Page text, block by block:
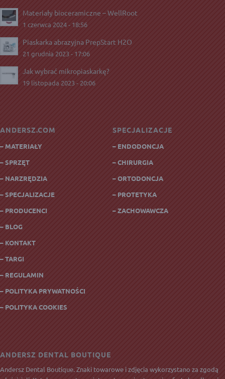
Materiały bioceramiczne – WellRoot
1 czerwca 2024 - 18:56
Piaskarka abrazyjna PrepStart H2O
21 grudnia 2023 - 17:06
Jak wybrać mikropiaskarkę?
19 listopada 2023 - 20:06
ANDERSZ.COM
– MATERIAŁY
– SPRZĘT
– NARZRĘDZIA
– SPECJALIZACJE
– PRODUCENCI
– BLOG
– KONTAKT
– TARGI
– REGULAMIN
– POLITYKA PRYWATNOŚCI
– POLITYKA COOKIES
SPECJALIZACJE
– ENDODONCJA
– CHIRURGIA
– ORTODONCJA
– PROTETYKA
– ZACHOWAWCZA
ANDERSZ DENTAL BOUTIQUE
Andersz Dental Boutique. Znaki towarowe i zdjęcia wykorzystano za zgodą